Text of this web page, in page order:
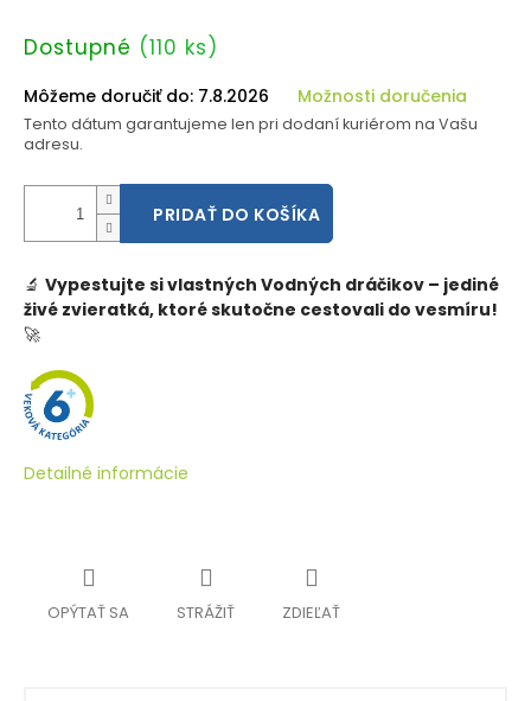
Jednotková
Dostupné (110 ks)
Môžeme doručiť do: 7.8.2026 Možnosti doručenia
Tento dátum garantujeme len pri dodaní kuriérom na Vašu
adresu.
PRIDAŤ DO KOŠÍKA
🔬 Vypestujte si vlastných Vodných dráčikov – jediné
živé zvieratká, ktoré skutočne cestovali do vesmíru!
🚀
Detailné informácie
OPÝTAŤ SA STRÁŽIŤ ZDIEĽAŤ